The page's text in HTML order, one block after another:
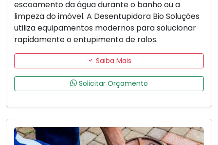
escoamento da água durante o banho ou a
limpeza do imóvel. A Desentupidora Bio Soluções
utiliza equipamentos modernos para solucionar
rapidamente o entupimento de ralos.
Saiba Mais
Solicitar Orçamento